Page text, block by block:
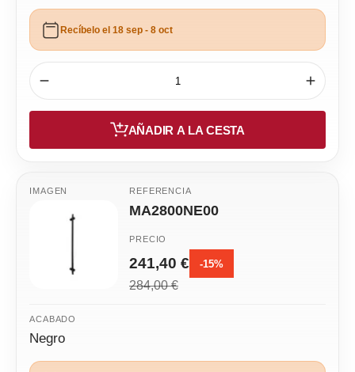
Recíbelo el 18 sep - 8 oct
AÑADIR A LA CESTA
MA2800NE00
Negro
241,40 € -15%
284,00 €